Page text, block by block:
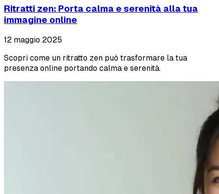
Ritratti zen: Porta calma e serenità alla tua
immagine online
12 maggio 2025
Scopri come un ritratto zen può trasformare la tua
presenza online portando calma e serenità.